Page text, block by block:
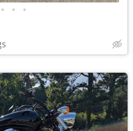
• • •